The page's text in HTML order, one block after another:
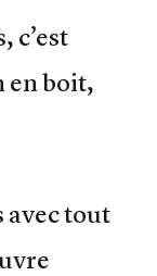
c’est
en boit,
avec tout